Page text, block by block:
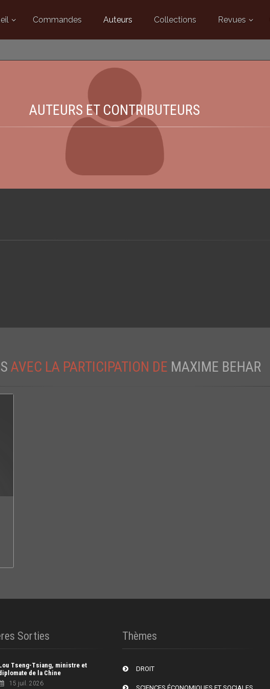
Commandes Auteurs Collections Revues
AUTEURS ET CONTRIBUTEURS
AVEC LA PARTICIPATION DE MAXIME BEHAR
Sorties
Tseng-Tsiang, ministre et
de la Chine
15 juil. 2026
Thèmes
DROIT
SCIENCES ÉCONOMIQUES ET SOCIALES